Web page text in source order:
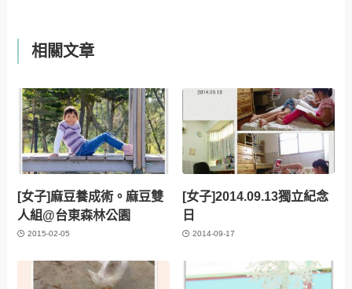
相關文章
[女子]麻豆養成術。麻豆雙
人組@台東森林公園
2015-02-05
[女子]2014.09.13獨立紀念
日
2014-09-17